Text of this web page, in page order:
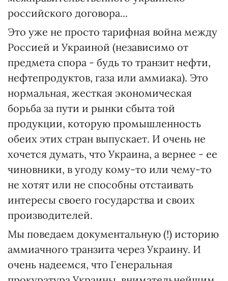
российского договора...
Это уже не просто тарифная война между
Россией и Украиной (независимо от
предмета спора - будь то транзит нефти,
нефтепродуктов, газа или аммиака). Это
нормальная, жесткая экономическая
борьба за пути и рынки сбыта той
продукции, которую промышленность
обеих этих стран выпускает. И очень не
хочется думать, что Украина, а вернее - ее
чиновники, в угоду кому-то или чему-то
не хотят или не способны отстаивать
интересы своего государства и своих
производителей.
Мы поведаем документальную (!) историю
аммиачного транзита через Украину. И
очень надеемся, что Генеральная